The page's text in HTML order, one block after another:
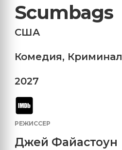
Scumbags
США
Комедия, Криминал
2027
РЕЖИССЕР
Джей Файастоун